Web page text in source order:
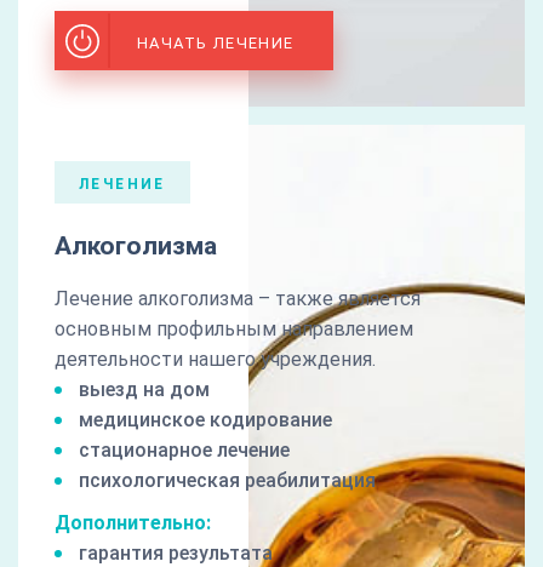
НАЧАТЬ ЛЕЧЕНИЕ
ЛЕЧЕНИЕ
Алкоголизма
Лечение алкоголизма – также является
основным профильным направлением
деятельности нашего учреждения.
выезд на дом
медицинское кодирование
стационарное лечение
психологическая реабилитация
Дополнительно:
гарантия результата